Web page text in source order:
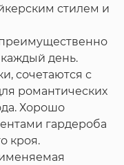
стилем и
день.
сочетаются с
романтических
Хорошо
гардероба
кроя.